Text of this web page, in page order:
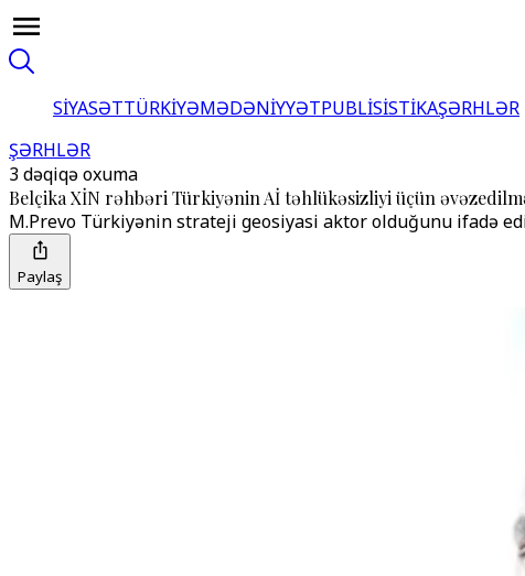
SİYASƏTTÜRKİYƏMƏDƏNİYYƏTPUBLİSİSTİKAŞƏRHLƏR
ŞƏRHLƏR
3 dəqiqə oxuma
Belçika XİN rəhbəri Türkiyənin Aİ təhlükəsizliyi üçün
M.Prevo Türkiyənin strateji geosiyasi aktor olduğunu ifadə
Paylaş